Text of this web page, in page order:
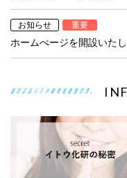
お知らせ 重要
ホームぺージを開設いたし